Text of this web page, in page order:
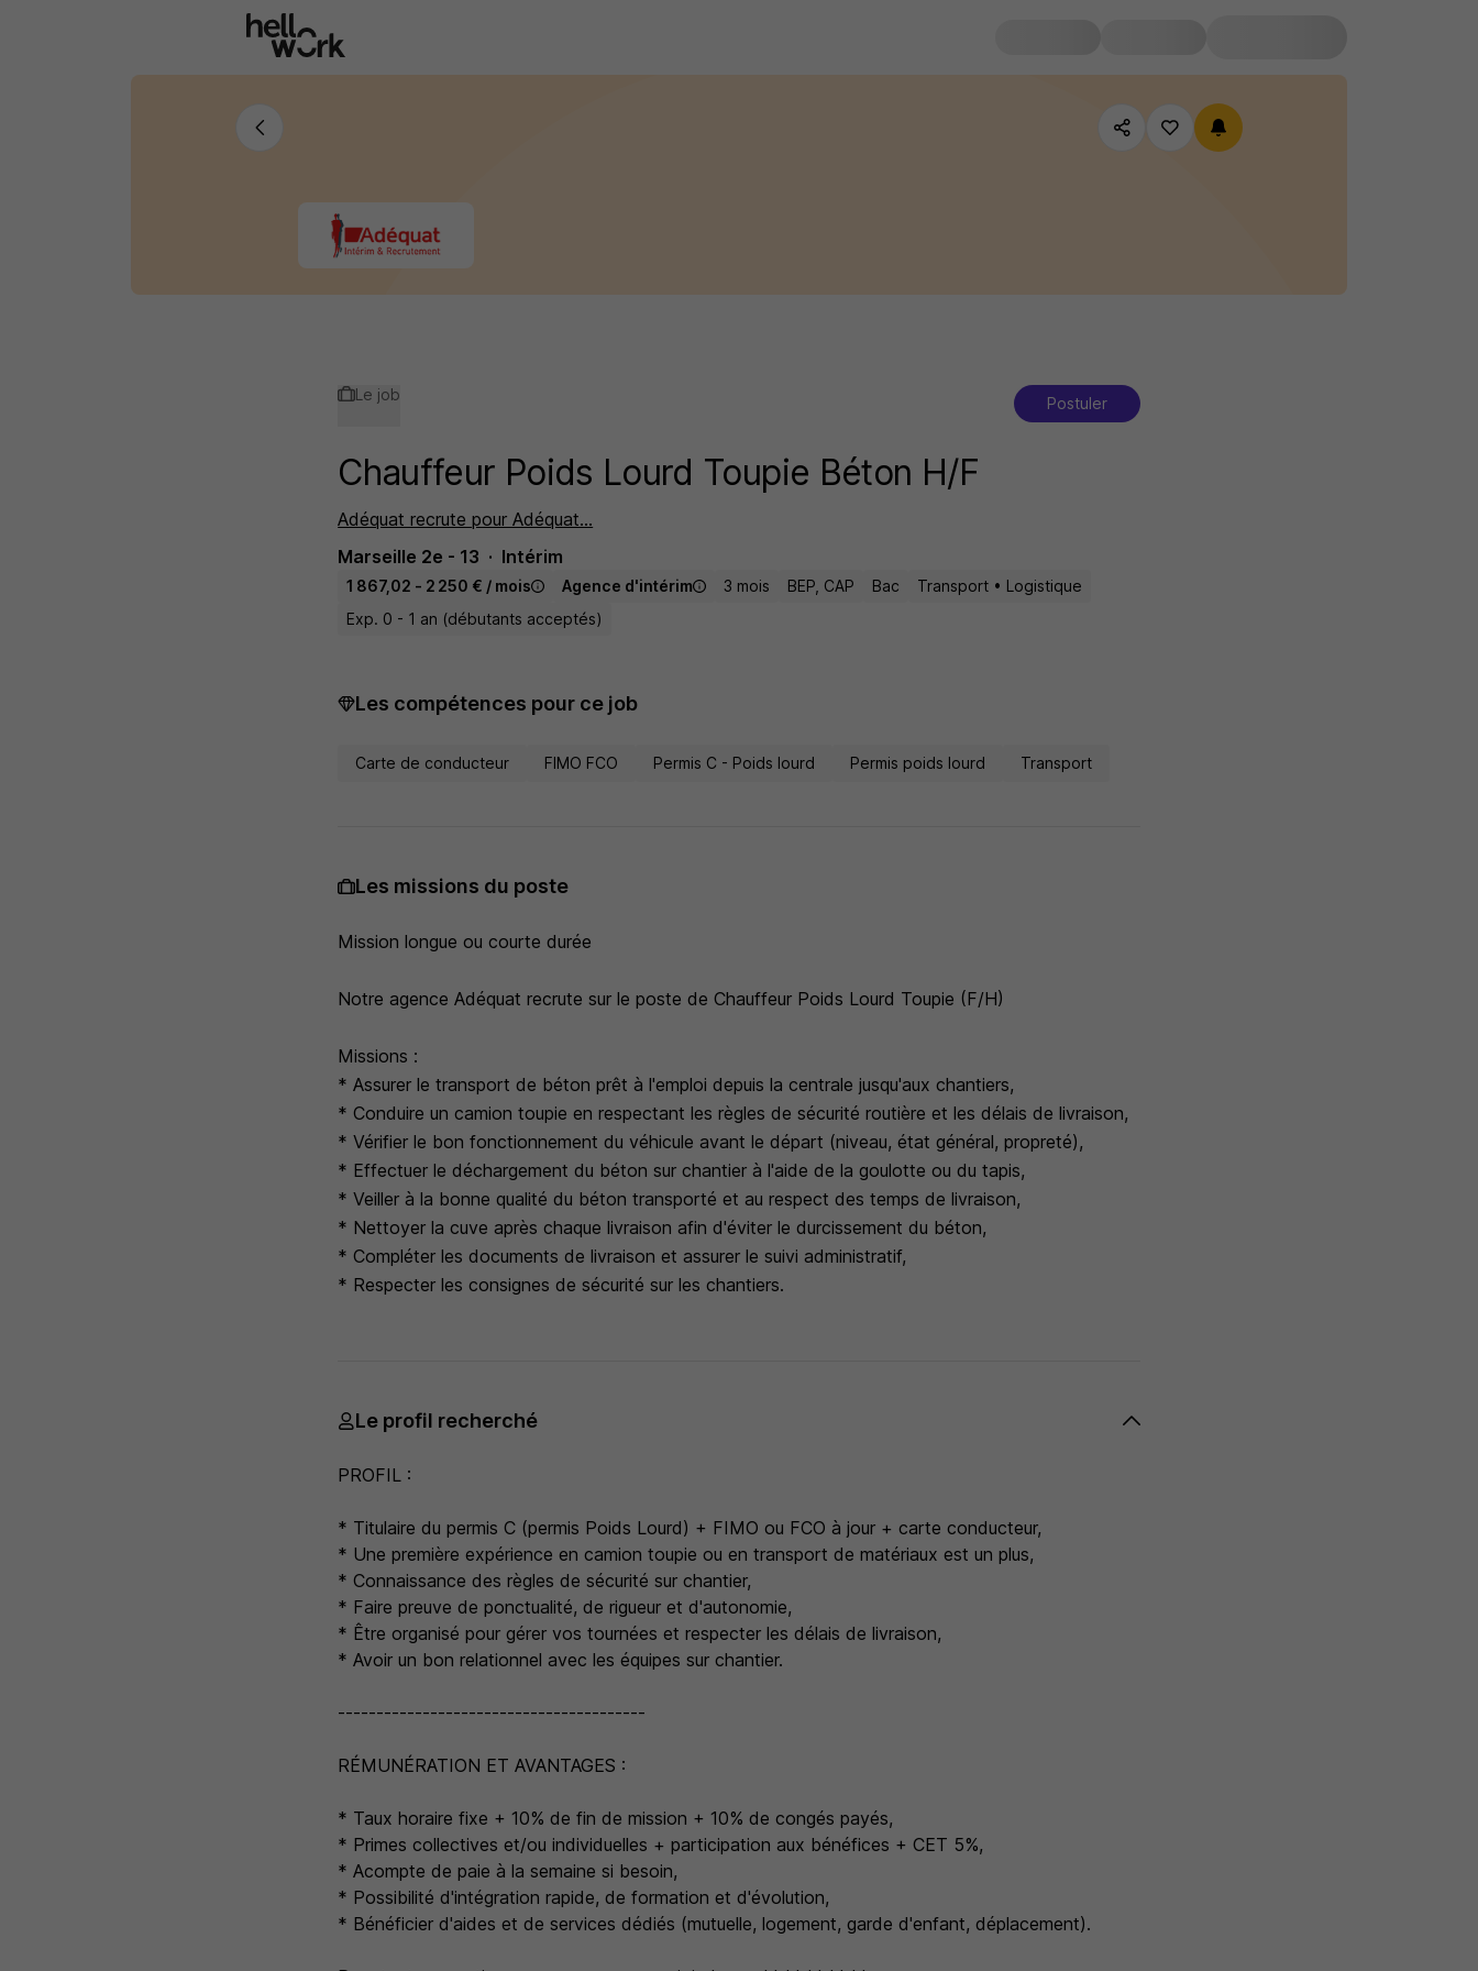
Le job Postuler
Chauffeur Poids Lourd Toupie Béton H/F
Adéquat recrute pour Adéquat...
Marseille 2e - 13
Intérim
1 867,02 - 2 250 € / mois Agence d'intérim 3 mois BEP, CAP Bac
Transport • Logistique
Exp. 0 - 1 an (débutants acceptés)
Les compétences pour ce job
Carte de conducteur FIMO FCO Permis C - Poids lourd Permis poids lourd Transport
Les missions du poste
Mission longue ou courte durée
Notre agence Adéquat recrute sur le poste de Chauffeur Poids Lourd Toupie (F/H)
Missions :
* Assurer le transport de béton prêt à l'emploi depuis la centrale jusqu'aux chantiers,
* Conduire un camion toupie en respectant les règles de sécurité routière et les délais de livraison,
* Vérifier le bon fonctionnement du véhicule avant le départ (niveau, état général, propreté),
* Effectuer le déchargement du béton sur chantier à l'aide de la goulotte ou du tapis,
* Veiller à la bonne qualité du béton transporté et au respect des temps de livraison,
* Nettoyer la cuve après chaque livraison afin d'éviter le durcissement du béton,
* Compléter les documents de livraison et assurer le suivi administratif,
* Respecter les consignes de sécurité sur les chantiers.
Le profil recherché
PROFIL :
* Titulaire du permis C (permis Poids Lourd) + FIMO ou FCO à jour + carte conducteur,
* Une première expérience en camion toupie ou en transport de matériaux est un plus,
* Connaissance des règles de sécurité sur chantier,
* Faire preuve de ponctualité, de rigueur et d'autonomie,
* Être organisé pour gérer vos tournées et respecter les délais de livraison,
* Avoir un bon relationnel avec les équipes sur chantier.
----------------------------------------
RÉMUNÉRATION ET AVANTAGES :
* Taux horaire fixe + 10% de fin de mission + 10% de congés payés,
* Primes collectives et/ou individuelles + participation aux bénéfices + CET 5%,
* Acompte de paie à la semaine si besoin,
* Possibilité d'intégration rapide, de formation et d'évolution,
* Bénéficier d'aides et de services dédiés (mutuelle, logement, garde d'enfant, déplacement).